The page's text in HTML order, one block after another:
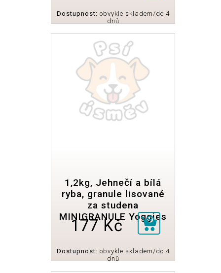
Dostupnost: obvykle skladem/do 4
dnů
1,2kg, Jehnečí a bílá
ryba, granule lisované
za studena
MINIGRANULE Yoggies
177 Kč
Dostupnost: obvykle skladem/do 4
dnů